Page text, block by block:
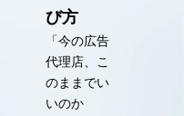
び方
「今の広告
代理店、こ
のままでい
いのか